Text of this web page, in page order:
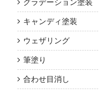
グラデーション塗装
キャンディ塗装
ウェザリング
筆塗り
合わせ目消し